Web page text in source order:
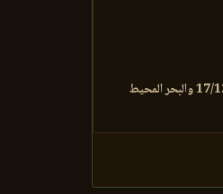
:من الوافر من تمامه وهو للنابغة. وأتى بهذا البيت دلالة على أن الشق بمعنى الفلق وهو خطأ، لما تظاهرت الراوايات على أن القمر انشق فرقتين بمكة. وانظر هذا البيت في تفسير القرطبي 17/126 والبحر المحيط